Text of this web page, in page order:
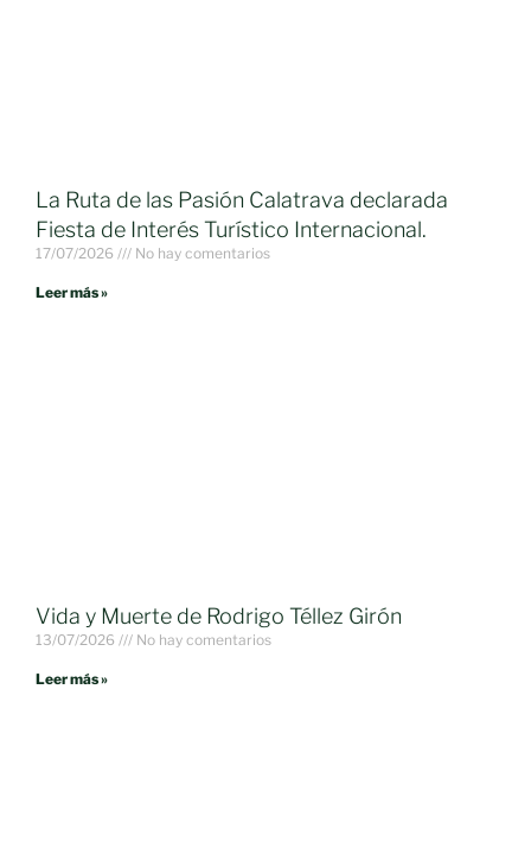
La Ruta de las Pasión Calatrava declarada
Fiesta de Interés Turístico Internacional.
17/07/2026 No hay comentarios
Leer más »
Vida y Muerte de Rodrigo Téllez Girón
13/07/2026 No hay comentarios
Leer más »